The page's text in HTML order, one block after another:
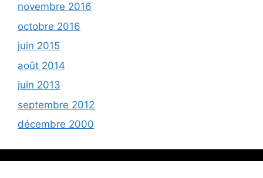
novembre 2016
octobre 2016
juin 2015
août 2014
juin 2013
septembre 2012
décembre 2000